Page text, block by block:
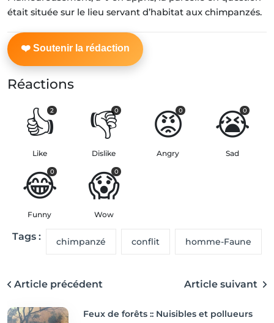
était située sur le lieu servant d’habitat aux chimpanzés.
Réactions
👍
2
Like
👎
0
Dislike
😡
0
Angry
😭
0
Sad
😂
0
Funny
😱
0
Wow
Tags : chimpanzé conflit homme-Faune
Article précédent Article suivant
Feux de forêts :: Nuisibles et pollueurs